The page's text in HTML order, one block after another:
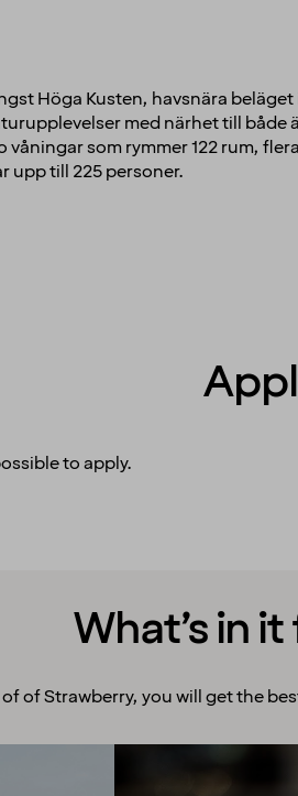
Höga Kusten, havsnära
med närhet till
som rymmer 122 rum,
upp till 225 personer.
to apply.
What’s in
of Strawberry, you will get the